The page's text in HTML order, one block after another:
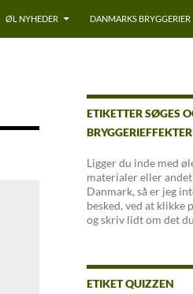
ØL NYHEDER DANMARKS BRYGGERIER
ETIKETTER SØGES
BRYGGERIEFFEKTER
Ligger du inde med
materialer eller
Danmark, så er jeg
besked, ved at klikke
og skriv lidt om det
ETIKET QUIZZEN